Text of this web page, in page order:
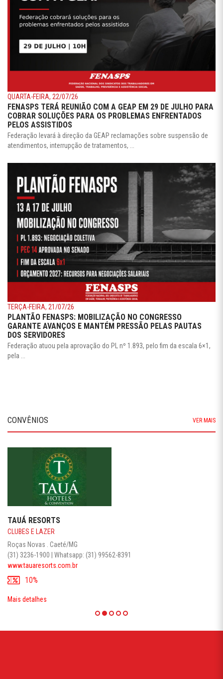
QUARTA-FEIRA, 22/07/26
FENASPS TERÁ REUNIÃO COM A GEAP EM 29 DE JULHO PARA
COBRAR SOLUÇÕES PARA OS PROBLEMAS ENFRENTADOS
PELOS ASSISTIDOS
Federação levará à direção da GEAP reclamações sobre suspensão de
atendimentos, interrupção de tratamentos, ...
TERÇA-FEIRA, 21/07/26
PLANTÃO FENASPS: MOBILIZAÇÃO NO CONGRESSO
GARANTE AVANÇOS E MANTÉM PRESSÃO PELAS PAUTAS
DOS SERVIDORES
Federação atuou pela aprovação do PL nº 1.893, pelo fim da escala 6×1,
pela ...
CONVÊNIOS VER MAIS
TAUÁ RESORTS
CLUBES E LAZER
Roças Novas . Caeté/MG
(31) 3236-1900 | Whatsapp: (31) 99562-8391
www.tauaresorts.com.br
10%
Mais detalhes